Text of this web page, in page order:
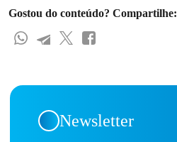
Gostou do conteúdo? Compartilhe:
Newsletter